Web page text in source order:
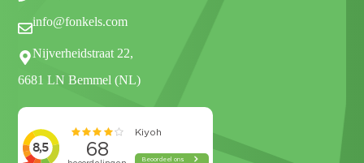
info@fonkels.com
Nijverheidstraat 22,
6681 LN Bemmel (NL)